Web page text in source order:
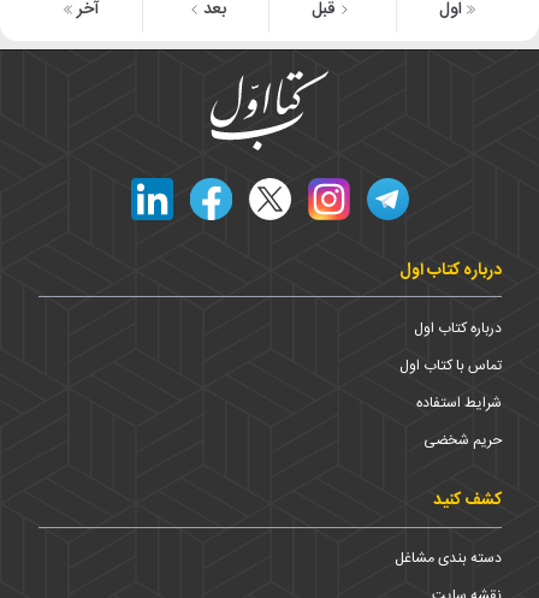
اول قبل بعد آخر
درباره کتاب اول
درباره کتاب اول
تماس با کتاب اول
شرایط استفاده
حریم شخضی
کشف کنید
دسته بندی مشاغل